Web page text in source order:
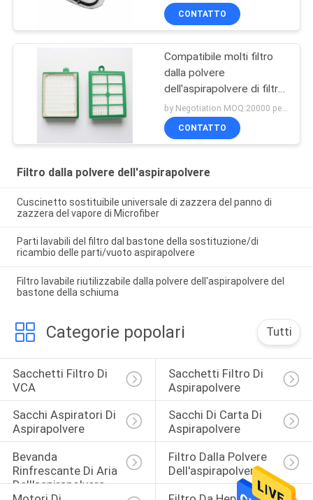
CONTATTO
Compatibile molti filtro
dalla polvere
dell'aspirapolvere di filtro
dell'aria HEPA di
aspirapolvere
CONTATTO
Filtro dalla polvere dell'aspirapolvere
Cuscinetto sostituibile universale di zazzera del panno di
zazzera del vapore di Microfiber
Parti lavabili del filtro dal bastone della sostituzione/di
ricambio delle parti/vuoto aspirapolvere
Filtro lavabile riutilizzabile dalla polvere dell'aspirapolvere del
bastone della schiuma
Categorie popolari Tutti
Sacchetti Filtro Di
VCA
Sacchetti Filtro Di
Aspirapolvere
Sacchi Aspiratori Di
Aspirapolvere
Sacchi Di Carta Di
Aspirapolvere
Bevanda
Rinfrescante Di Aria
Dell'aspirapolvere
Filtro Dalla Polvere
Dell'aspirapolvere